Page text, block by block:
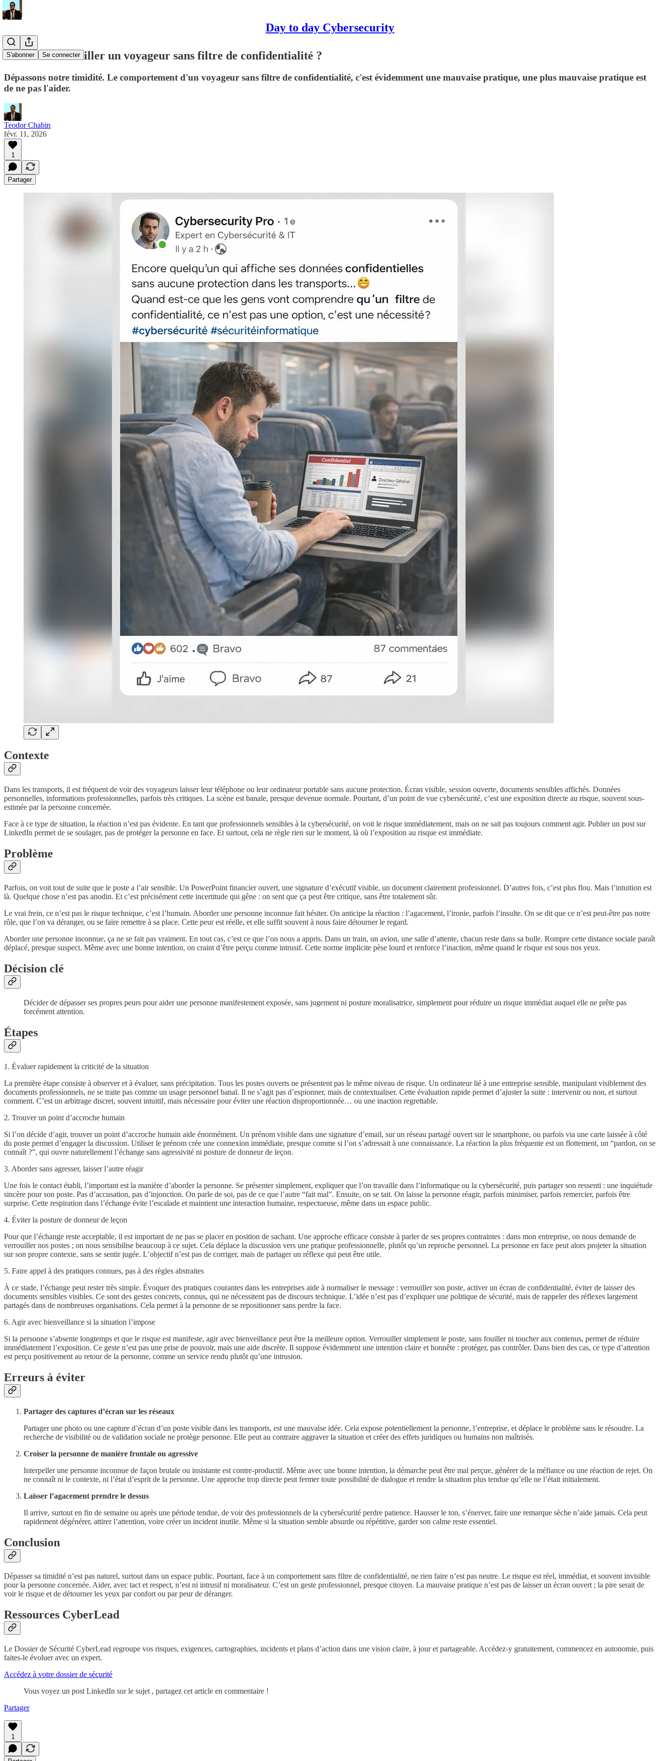
Day to day Cybersecurity
S'abonner Se connecter
Comment conseiller un voyageur sans filtre de confidentialité ?
Dépassons notre timidité. Le comportement d'un voyageur sans filtre de confidentialité, c'est évidemment une mauvaise pratique, une plus mauvaise pratique est
de ne pas l'aider.
Teodor Chabin
févr. 11, 2026
1
Partager
Contexte
Dans les transports, il est fréquent de voir des voyageurs laisser leur téléphone ou leur ordinateur portable sans aucune protection. Écran visible, session ouverte, documents sensibles affichés. Données
personnelles, informations professionnelles, parfois très critiques. La scène est banale, presque devenue normale. Pourtant, d’un point de vue cybersécurité, c’est une exposition directe au risque, souvent sous-
estimée par la personne concernée.
Face à ce type de situation, la réaction n’est pas évidente. En tant que professionnels sensibles à la cybersécurité, on voit le risque immédiatement, mais on ne sait pas toujours comment agir. Publier un post sur
LinkedIn permet de se soulager, pas de protéger la personne en face. Et surtout, cela ne règle rien sur le moment, là où l’exposition au risque est immédiate.
Problème
Parfois, on voit tout de suite que le poste a l’air sensible. Un PowerPoint financier ouvert, une signature d’exécutif visible, un document clairement professionnel. D’autres fois, c’est plus flou. Mais l’intuition est
là. Quelque chose n’est pas anodin. Et c’est précisément cette incertitude qui gêne : on sent que ça peut être critique, sans être totalement sûr.
Le vrai frein, ce n’est pas le risque technique, c’est l’humain. Aborder une personne inconnue fait hésiter. On anticipe la réaction : l’agacement, l’ironie, parfois l’insulte. On se dit que ce n’est peut-être pas notre
rôle, que l’on va déranger, ou se faire remettre à sa place. Cette peur est réelle, et elle suffit souvent à nous faire détourner le regard.
Aborder une personne inconnue, ça ne se fait pas vraiment. En tout cas, c’est ce que l’on nous a appris. Dans un train, un avion, une salle d’attente, chacun reste dans sa bulle. Rompre cette distance sociale paraît
déplacé, presque suspect. Même avec une bonne intention, on craint d’être perçu comme intrusif. Cette norme implicite pèse lourd et renforce l’inaction, même quand le risque est sous nos yeux.
Décision clé
Décider de dépasser ses propres peurs pour aider une personne manifestement exposée, sans jugement ni posture moralisatrice, simplement pour réduire un risque immédiat auquel elle ne prête pas
forcément attention.
Étapes
1. Évaluer rapidement la criticité de la situation
La première étape consiste à observer et à évaluer, sans précipitation. Tous les postes ouverts ne présentent pas le même niveau de risque. Un ordinateur lié à une entreprise sensible, manipulant visiblement des
documents professionnels, ne se traite pas comme un usage personnel banal. Il ne s’agit pas d’espionner, mais de contextualiser. Cette évaluation rapide permet d’ajuster la suite : intervenir ou non, et surtout
comment. C’est un arbitrage discret, souvent intuitif, mais nécessaire pour éviter une réaction disproportionnée… ou une inaction regrettable.
2. Trouver un point d’accroche humain
Si l’on décide d’agir, trouver un point d’accroche humain aide énormément. Un prénom visible dans une signature d’email, sur un réseau partagé ouvert sur le smartphone, ou parfois via une carte laissée à côté
du poste permet d’engager la discussion. Utiliser le prénom crée une connexion immédiate, presque comme si l’on s’adressait à une connaissance. La réaction la plus fréquente est un flottement, un “pardon, on se
connaît ?”, qui ouvre naturellement l’échange sans agressivité ni posture de donneur de leçon.
3. Aborder sans agresser, laisser l’autre réagir
Une fois le contact établi, l’important est la manière d’aborder la personne. Se présenter simplement, expliquer que l’on travaille dans l’informatique ou la cybersécurité, puis partager son ressenti : une inquiétude
sincère pour son poste. Pas d’accusation, pas d’injonction. On parle de soi, pas de ce que l’autre “fait mal”. Ensuite, on se tait. On laisse la personne réagir, parfois minimiser, parfois remercier, parfois être
surprise. Cette respiration dans l’échange évite l’escalade et maintient une interaction humaine, respectueuse, même dans un espace public.
4. Éviter la posture de donneur de leçon
Pour que l’échange reste acceptable, il est important de ne pas se placer en position de sachant. Une approche efficace consiste à parler de ses propres contraintes : dans mon entreprise, on nous demande de
verrouiller nos postes ; on nous sensibilise beaucoup à ce sujet. Cela déplace la discussion vers une pratique professionnelle, plutôt qu’un reproche personnel. La personne en face peut alors projeter la situation
sur son propre contexte, sans se sentir jugée. L’objectif n’est pas de corriger, mais de partager un réflexe qui peut être utile.
5. Faire appel à des pratiques connues, pas à des règles abstraites
À ce stade, l’échange peut rester très simple. Évoquer des pratiques courantes dans les entreprises aide à normaliser le message : verrouiller son poste, activer un écran de confidentialité, éviter de laisser des
documents sensibles visibles. Ce sont des gestes concrets, connus, qui ne nécessitent pas de discours technique. L’idée n’est pas d’expliquer une politique de sécurité, mais de rappeler des réflexes largement
partagés dans de nombreuses organisations. Cela permet à la personne de se repositionner sans perdre la face.
6. Agir avec bienveillance si la situation l’impose
Si la personne s’absente longtemps et que le risque est manifeste, agir avec bienveillance peut être la meilleure option. Verrouiller simplement le poste, sans fouiller ni toucher aux contenus, permet de réduire
immédiatement l’exposition. Ce geste n’est pas une prise de pouvoir, mais une aide discrète. Il suppose évidemment une intention claire et honnête : protéger, pas contrôler. Dans bien des cas, ce type d’attention
est perçu positivement au retour de la personne, comme un service rendu plutôt qu’une intrusion.
Erreurs à éviter
Partager des captures d’écran sur les réseaux
Partager une photo ou une capture d’écran d’un poste visible dans les transports, est une mauvaise idée. Cela expose potentiellement la personne, l’entreprise, et déplace le problème sans le résoudre. La
recherche de visibilité ou de validation sociale ne protège personne. Elle peut au contraire aggraver la situation et créer des effets juridiques ou humains non maîtrisés.
Croiser la personne de manière frontale ou agressive
Interpeller une personne inconnue de façon brutale ou insistante est contre-productif. Même avec une bonne intention, la démarche peut être mal perçue, générer de la méfiance ou une réaction de rejet. On
ne connaît ni le contexte, ni l’état d’esprit de la personne. Une approche trop directe peut fermer toute possibilité de dialogue et rendre la situation plus tendue qu’elle ne l’était initialement.
Laisser l’agacement prendre le dessus
Il arrive, surtout en fin de semaine ou après une période tendue, de voir des professionnels de la cybersécurité perdre patience. Hausser le ton, s’énerver, faire une remarque sèche n’aide jamais. Cela peut
rapidement dégénérer, attirer l’attention, voire créer un incident inutile. Même si la situation semble absurde ou répétitive, garder son calme reste essentiel.
Conclusion
Dépasser sa timidité n’est pas naturel, surtout dans un espace public. Pourtant, face à un comportement sans filtre de confidentialité, ne rien faire n’est pas neutre. Le risque est réel, immédiat, et souvent invisible
pour la personne concernée. Aider, avec tact et respect, n’est ni intrusif ni moralisateur. C’est un geste professionnel, presque citoyen. La mauvaise pratique n’est pas de laisser un écran ouvert ; la pire serait de
voir le risque et de détourner les yeux par confort ou par peur de déranger.
Ressources CyberLead
Le Dossier de Sécurité CyberLead regroupe vos risques, exigences, cartographies, incidents et plans d’action dans une vision claire, à jour et partageable. Accédez-y gratuitement, commencez en autonomie, puis
faites-le évoluer avec un expert.
Accédez à votre dossier de sécurité
Vous voyez un post LinkedIn sur le sujet , partagez cet article en commentaire !
Partager
1